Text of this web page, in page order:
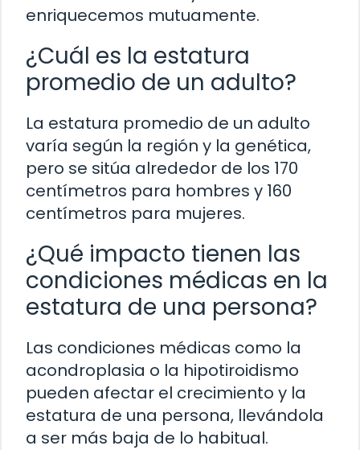
enriquecemos mutuamente.
¿Cuál es la estatura
promedio de un adulto?
La estatura promedio de un adulto
varía según la región y la genética,
pero se sitúa alrededor de los 170
centímetros para hombres y 160
centímetros para mujeres.
¿Qué impacto tienen las
condiciones médicas en la
estatura de una persona?
Las condiciones médicas como la
acondroplasia o la hipotiroidismo
pueden afectar el crecimiento y la
estatura de una persona, llevándola
a ser más baja de lo habitual.